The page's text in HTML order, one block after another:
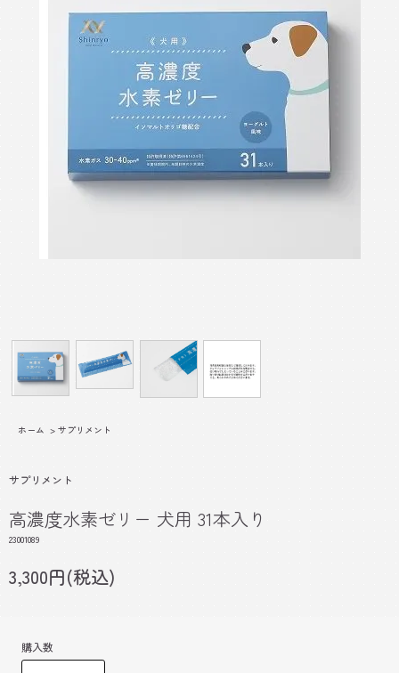
ホーム > サプリメント
サプリメント
高濃度水素ゼリー 犬用 31本入り
23001089
3,300円(税込)
購入数